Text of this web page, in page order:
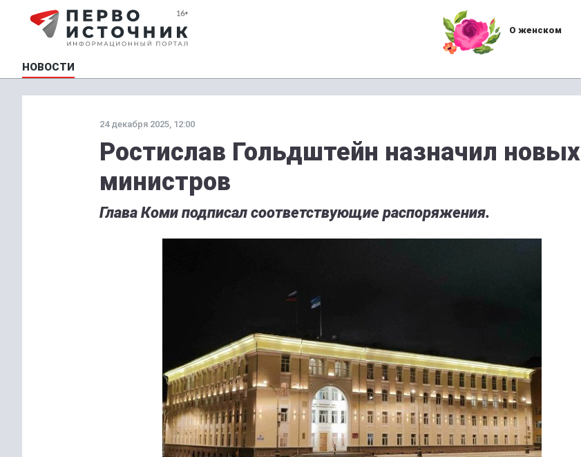
О женском
НОВОСТИ
24 декабря 2025, 12:00
Ростислав Гольдштейн назначил новых
министров
Глава Коми подписал соответствующие распоряжения.